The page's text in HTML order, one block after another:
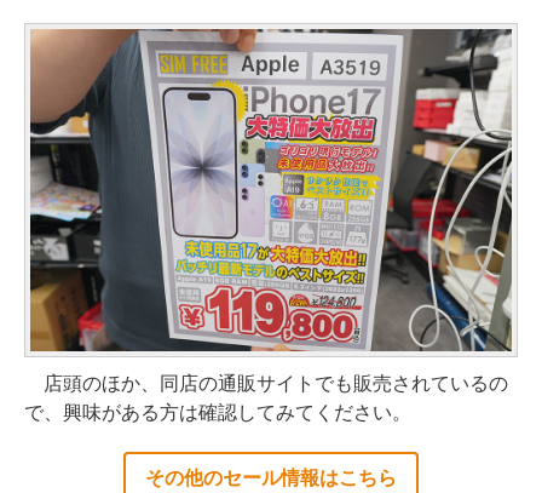
店頭のほか、同店の通販サイトでも販売されているの
で、興味がある方は確認してみてください。
その他のセール情報はこちら